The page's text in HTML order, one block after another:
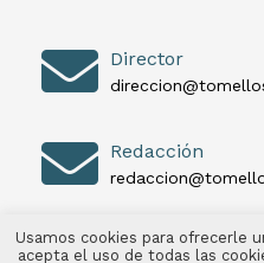
Director
Redacción
Usamos cookies para ofrecerle
acepta el uso de todas las